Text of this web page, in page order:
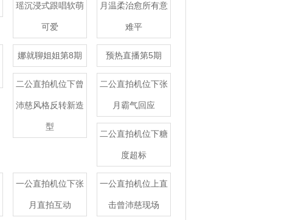
瑶沉浸式跟唱软萌
可爱
月温柔治愈所有意
难平
娜就聊姐姐第8期 预热直播第5期
二公直拍机位下曾
沛慈风格反转新造
型
二公直拍机位下张
月霸气回应
二公直拍机位下糖
度超标
一公直拍机位下张
月直拍互动
一公直拍机位上直
击曾沛慈现场